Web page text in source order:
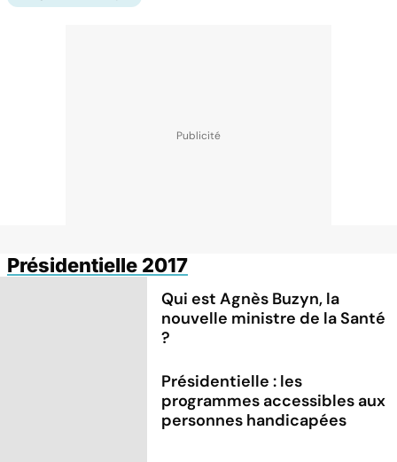
Présidentielle 2017
Qui est Agnès Buzyn, la
nouvelle ministre de la Santé
?
Présidentielle : les
programmes accessibles aux
personnes handicapées